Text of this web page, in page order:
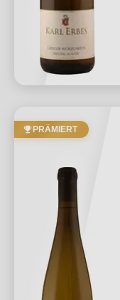
PRÄMIERT